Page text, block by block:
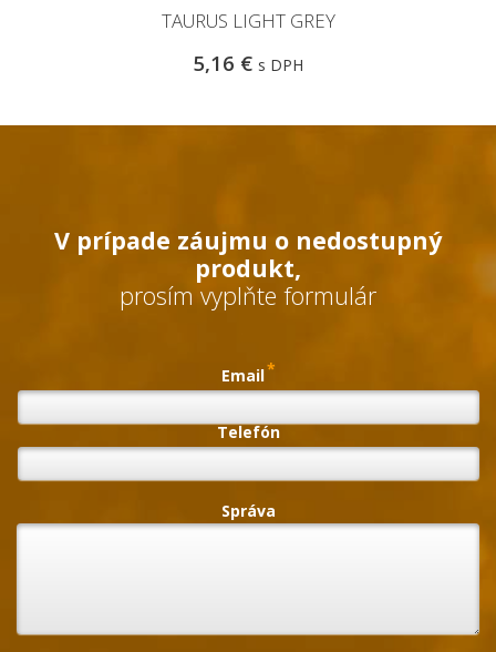
TAURUS LIGHT GREY
5,16 € s DPH
V prípade záujmu o nedostupný
produkt,
prosím vyplňte formulár
Email*
Telefón
Správa